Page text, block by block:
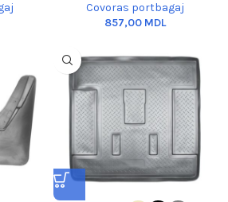
Covoras portbagaj
MDL